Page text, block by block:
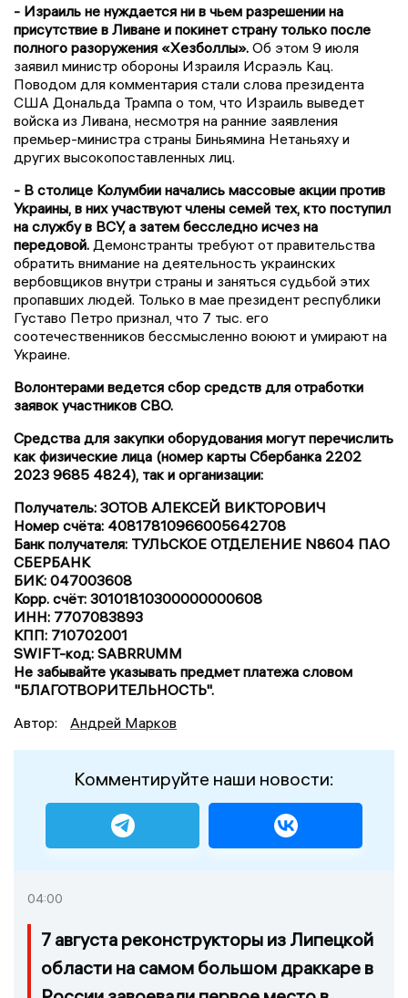
- Израиль не нуждается ни в чьем разрешении на
присутствие в Ливане и покинет страну только после
полного разоружения «Хезболлы». Об этом 9 июля
заявил министр обороны Израиля Исраэль Кац.
Поводом для комментария стали слова президента
США Дональда Трампа о том, что Израиль выведет
войска из Ливана, несмотря на ранние заявления
премьер-министра страны Биньямина Нетаньяху и
других высокопоставленных лиц.
- В столице Колумбии начались массовые акции против
Украины, в них участвуют члены семей тех, кто поступил
на службу в ВСУ, а затем бесследно исчез на
передовой. Демонстранты требуют от правительства
обратить внимание на деятельность украинских
вербовщиков внутри страны и заняться судьбой этих
пропавших людей. Только в мае президент республики
Густаво Петро признал, что 7 тыс. его
соотечественников бессмысленно воюют и умирают на
Украине.
Волонтерами ведется сбор средств для отработки
заявок участников СВО.
Средства для закупки оборудования могут перечислить
как физические лица (номер карты Сбербанка 2202
2023 9685 4824), так и организации:
Получатель: ЗОТОВ АЛЕКСЕЙ ВИКТОРОВИЧ
Номер счёта: 40817810966005642708
Банк получателя: ТУЛЬСКОЕ ОТДЕЛЕНИЕ N8604 ПАО
СБЕРБАНК
БИК: 047003608
Корр. счёт: 30101810300000000608
ИНН: 7707083893
КПП: 710702001
SWIFT-код: SABRRUMM
Не забывайте указывать предмет платежа словом
"БЛАГОТВОРИТЕЛЬНОСТЬ".
Автор:
Андрей Марков
Комментируйте наши новости:
04:00
7 августа реконструкторы из Липецкой
области на самом большом драккаре в